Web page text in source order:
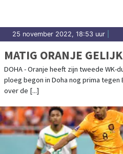
25 november 2022, 18:53 uur
MATIG ORANJE
DOHA - Oranje heeft zijn tweede WK-
ploeg begon in Doha nog prima
over de [...]